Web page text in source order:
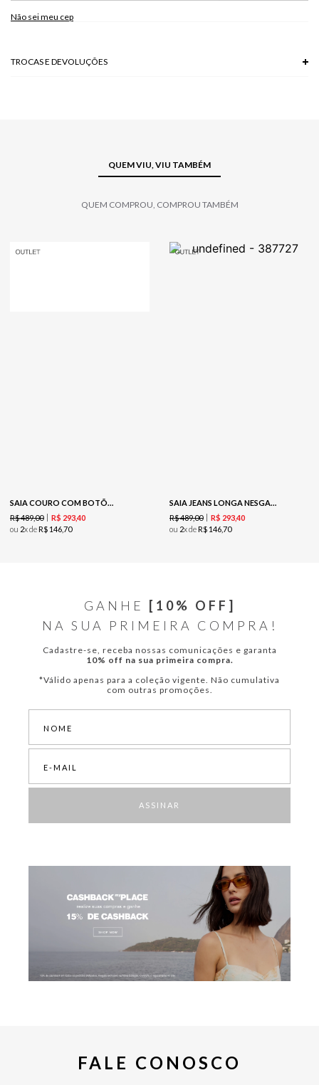
Não sei meu cep
TROCAS E DEVOLUÇÕES
QUEM VIU, VIU TAMBÉM
QUEM COMPROU, COMPROU TAMBÉM
SAIA COURO COM BOTÕES MIDI - PRETO
R$489,00 R$ 29340
ou 2x deR$ 14670
SAIA JEANS LONGA NESGAS - JEANS
R$489,00 R$ 29340
ou 2x deR$ 14670
GANHE
[10% OFF]
NA SUA PRIMEIRA COMPRA!
Cadastre-se, receba nossas comunicações e garanta
10% off na sua primeira compra.
*Válido apenas para a coleção vigente. Não cumulativa
com outras promoções.
ASSINAR
FALE CONOSCO